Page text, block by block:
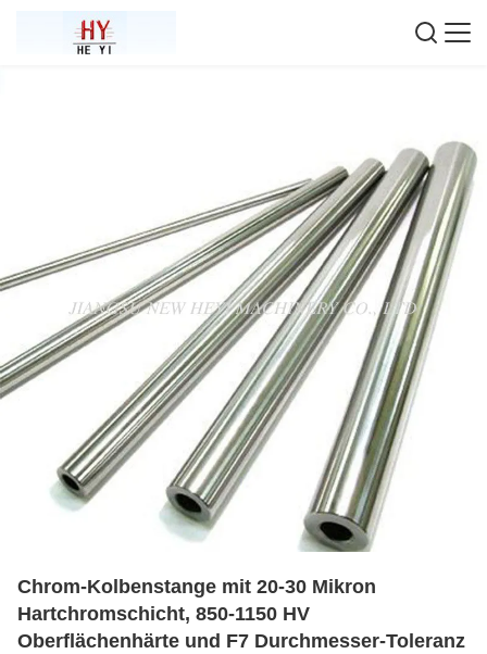
Chrom-Kolbenstange mit 20-30 Mikron
Hartchromschicht, 850-1150 HV
Oberflächenhärte und F7 Durchmesser-Toleranz